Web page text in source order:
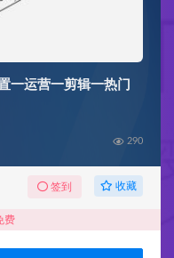
一运营一剪辑一热门
290
签到 收藏
费